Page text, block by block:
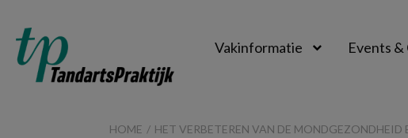
Vakinformatie Events
HOME HET VERBETEREN VAN DE MONDGEZONDHEID